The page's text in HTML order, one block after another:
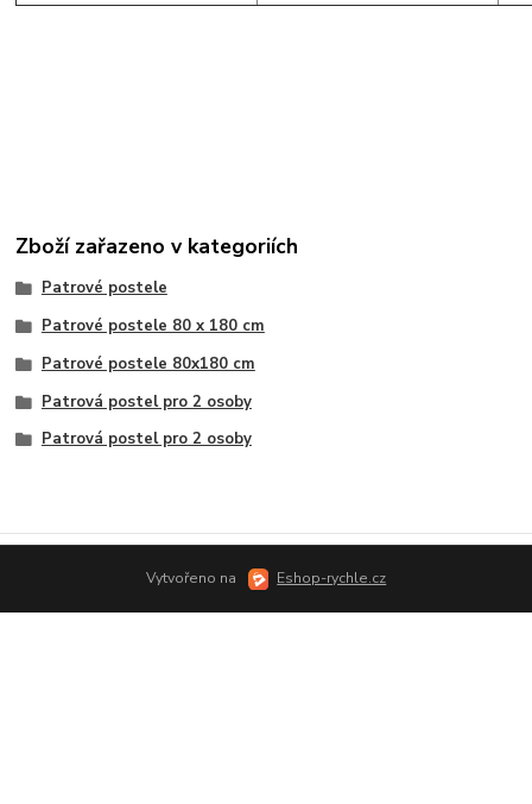
Zboží zařazeno v kategoriích
Patrové postele
Patrové postele 80 x 180 cm
Patrové postele 80x180 cm
Patrová postel pro 2 osoby
Patrová postel pro 2 osoby
Vytvořeno na Eshop-rychle.cz